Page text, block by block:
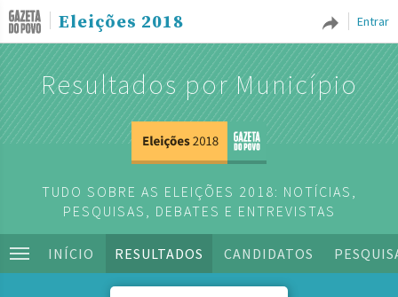
Entrar
Eleições 2018
Resultados por Município
TUDO SOBRE AS ELEIÇÕES 2018: NOTÍCIAS,
PESQUISAS, DEBATES E ENTREVISTAS
INÍCIO RESULTADOS CANDIDATOS